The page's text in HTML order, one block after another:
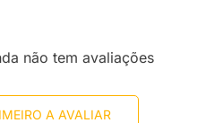
não tem avaliações
A AVALIAR